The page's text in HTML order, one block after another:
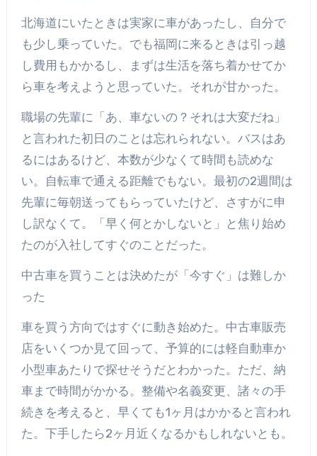
北海道にいたときは実家に車があったし、自分で
も少し乗っていた。でも福岡に来るときは引っ越
し費用もかかるし、まずは生活を落ち着かせてか
ら車を考えようと思っていた。それが甘かった。
職場の先輩に「あ、車ないの？それは大変だね」
と言われた初日のことは忘れられない。バスはあ
るにはあるけど、本数が少なくて時間も読めな
い。自転車で通える距離でもない。最初の2週間は
先輩に毎朝送ってもらっていたけど、さすがに申
し訳なくて。「早く何とかしないと」と焦り始め
たのが入社してすぐのことだった。
中古車を買うことは決めたが「今すぐ」は難しか
った
車を買う方向ではすぐに動き始めた。中古車販売
店をいくつか見て回って、予算的には軽自動車か
小型車あたりで探せそうだとわかった。ただ、納
車まで時間がかかる。整備や名義変更、諸々の手
続きを考えると、早くても1ヶ月はかかると言われ
た。下手したら2ヶ月近くなるかもしれないとも。